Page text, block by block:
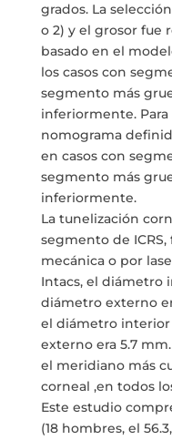
grados. La
o 2) y el grosor fue
basado en el
los casos con
segmento más
inferiormente. Para
nomograma
en casos con
segmento más
inferiormente.
La tunelización
segmento de
mecánica o por
Intacs, el diámetro
diámetro externo
el diámetro interior
externo era 5.7
el meridiano más
corneal ,en todos
Este estudio
(18 hombres, el